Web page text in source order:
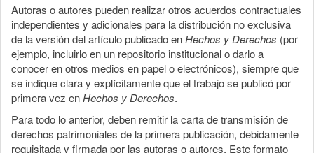
Autoras o autores pueden realizar otros acuerdos contractuales
independientes y adicionales para la distribución no exclusiva
de la versión del artículo publicado enHechos y Derechos (por
ejemplo, incluirlo en un repositorio institucional o darlo a
conocer en otros medios en papel o electrónicos), siempre que
se indique clara y explícitamente que el trabajo se publicó por
primera vez enHechos y Derechos.
Para todo lo anterior, deben remitir la carta de transmisión de
derechos patrimoniales de la primera publicación, debidamente
requisitada y firmada por las autoras o autores. Este formato